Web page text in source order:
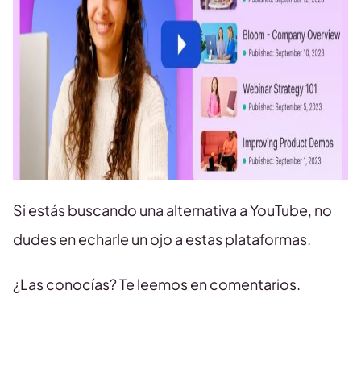
Si estás buscando una alternativa a YouTube, no
dudes en echarle un ojo a estas plataformas.
¿Las conocías? Te leemos en comentarios.